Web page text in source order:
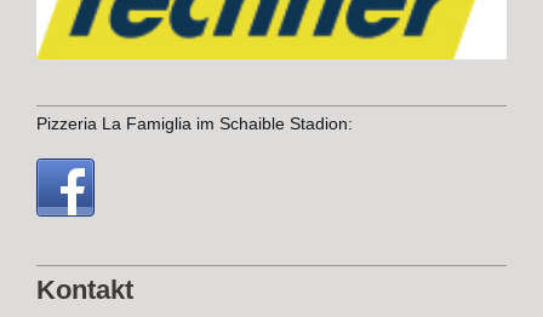
Pizzeria La Famiglia im Schaible Stadion:
Kontakt